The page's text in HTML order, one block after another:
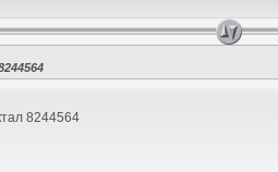
8244564